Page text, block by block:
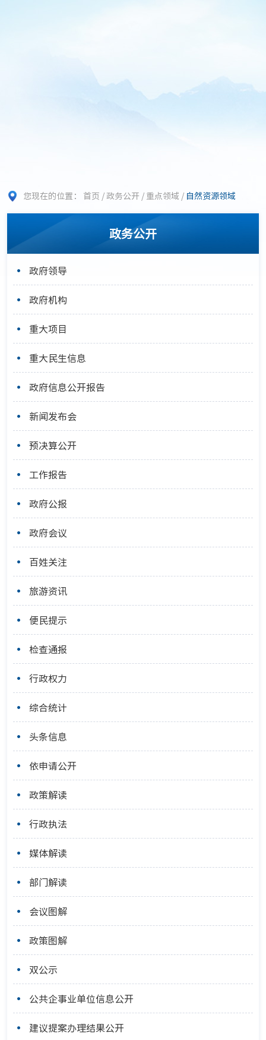
您现在的位置： 首页 /政务公开 / 重点领域 / 自然资源领域
政务公开
政府领导
政府机构
重大项目
重大民生信息
政府信息公开报告
新闻发布会
预决算公开
工作报告
政府公报
政府会议
百姓关注
旅游资讯
便民提示
检查通报
行政权力
综合统计
头条信息
依申请公开
政策解读
行政执法
媒体解读
部门解读
会议图解
政策图解
双公示
公共企事业单位信息公开
建议提案办理结果公开